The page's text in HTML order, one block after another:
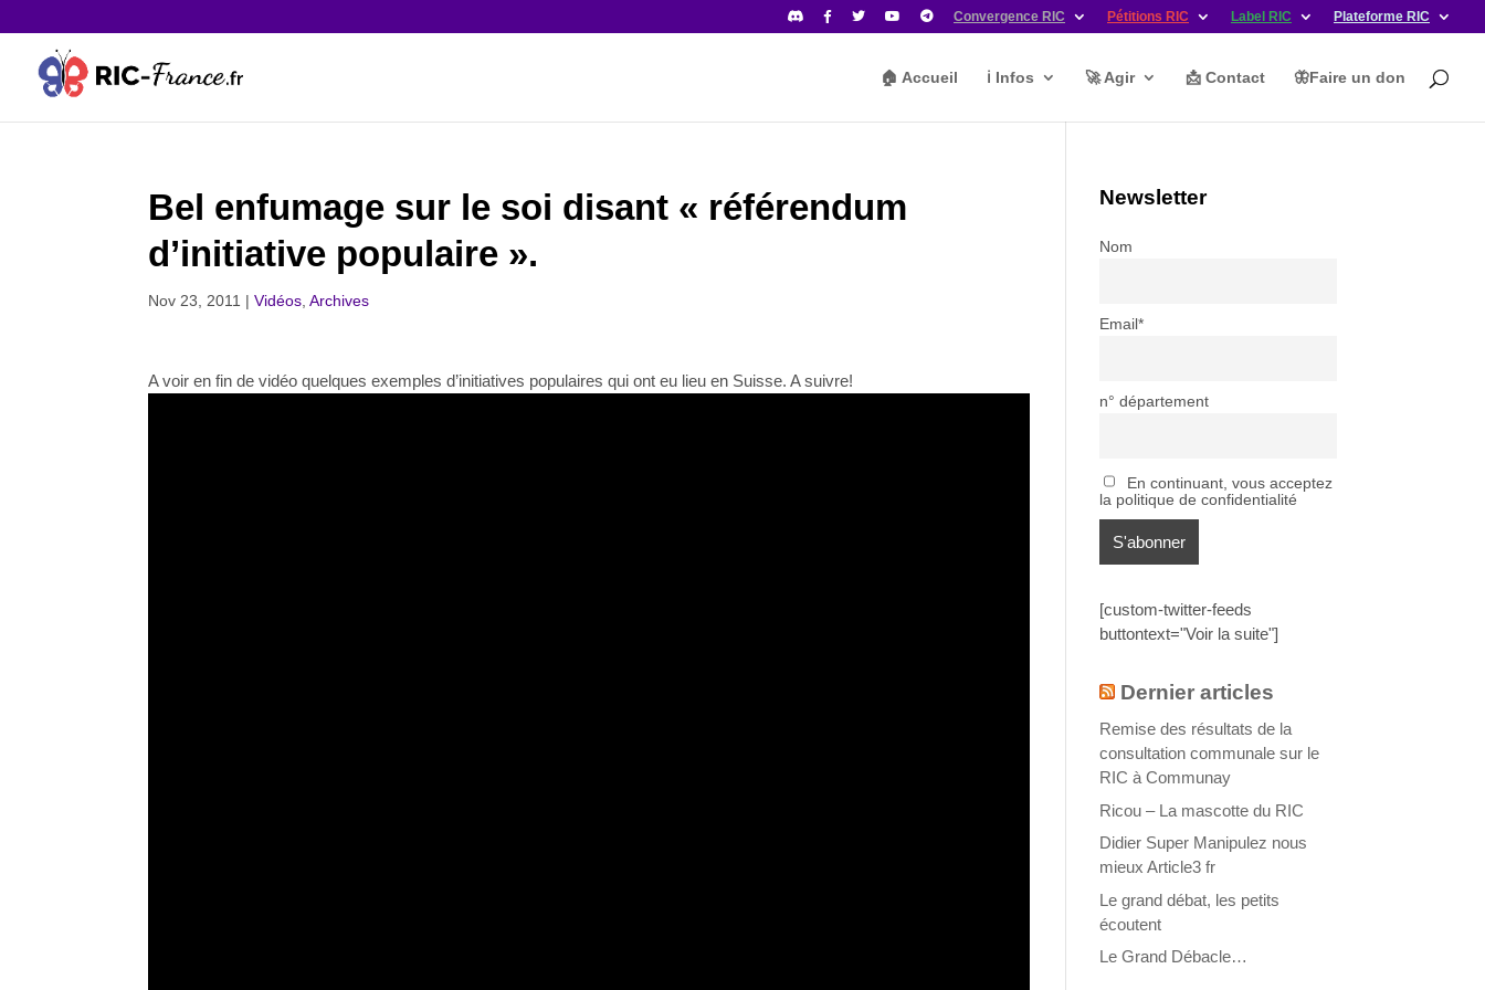
Convergence RIC Pétitions RIC Label RIC Plateforme RIC
🏠 Accueil ℹ️ Infos 🚀 Agir 📩 Contact 🦋Faire un don
Bel enfumage sur le soi disant « référendum
d’initiative populaire ».
Nov 23, 2011 |Vidéos ,Archives
A voir en fin de vidéo quelques exemples d’initiatives populaires qui ont eu lieu en Suisse. A suivre!
Newsletter
Nom
Email*
n° département
En continuant, vous acceptez
la politique de confidentialité
[custom-twitter-feeds
buttontext="Voir la suite"]
Dernier articles
Remise des résultats de la
consultation communale sur le
RIC à Communay
Ricou – La mascotte du RIC
Didier Super Manipulez nous
mieux Article3 fr
Le grand débat, les petits
écoutent
Le Grand Débacle…